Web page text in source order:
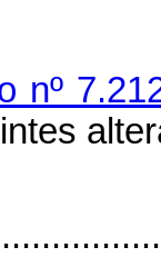
nº